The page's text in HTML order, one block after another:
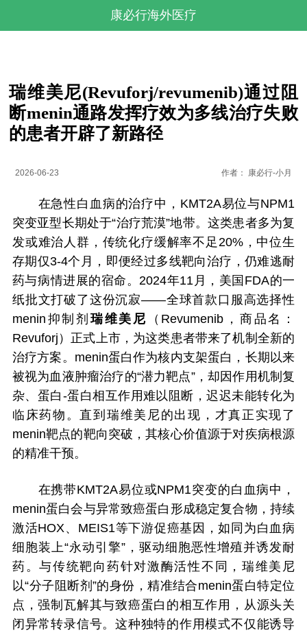
康必行海外医疗
瑞维美尼(Revuforj/revumenib)通过阻
断menin通路发挥疗效为多线治疗失败
的患者开辟了新路径
2026-06-23 作者： 康必行-小月
在急性白血病的治疗中，KMT2A易位与NPM1
突变亚型长期处于“治疗荒漠”地带。这类患者多为复
发或难治人群，传统化疗缓解率不足20%，中位生
存期仅3-4个月，即便经过多线靶向治疗，仍难逃耐
药与病情进展的宿命。2024年11月，美国FDA的一
纸批文打破了这份沉寂——全球首款口服高选择性
menin抑制剂 瑞维美尼 （Revumenib，商品名：
Revuforj）正式上市，为这类患者带来了机制全新的
治疗方案。menin蛋白作为核内支架蛋白，长期以来
被视为血液肿瘤治疗的“潜力靶点”，却因作用机制复
杂、蛋白-蛋白相互作用难以阻断，迟迟未能转化为
临床药物。直到瑞维美尼的出现，才真正实现了
menin靶点的靶向突破，其核心价值源于对疾病根源
的精准干预。
在携带KMT2A易位或NPM1突变的白血病中，
menin蛋白会与异常致癌蛋白形成稳定复合物，持续
激活HOX、MEIS1等下游促癌基因，如同为白血病
细胞装上“永动引擎”，驱动细胞恶性增殖并诱发耐
药。与传统靶向药针对激酶活性不同，瑞维美尼
以“分子阻断剂”的身份，精准结合menin蛋白特定位
点，强制瓦解其与致癌蛋白的相互作用，从源头关
闭异常转录信号。这种独特的作用模式不仅能诱导